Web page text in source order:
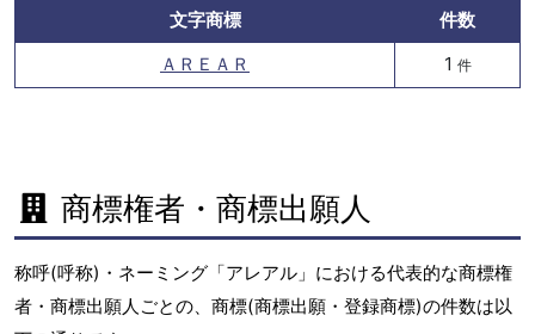
文字商標
件数
ＡＲＥＡＲ
1 件
商標権者・商標出願人
称呼(呼称)・ネーミング「アレアル」における代表的な商標権
者・商標出願人ごとの、商標(商標出願・登録商標)の件数は以